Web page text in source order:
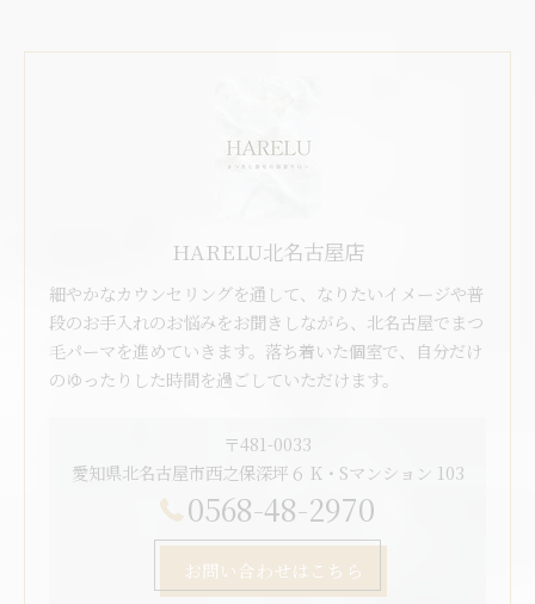
HARELU北名古屋店
細やかなカウンセリングを通して、なりたいイメージや普
段のお手入れのお悩みをお聞きしながら、北名古屋でまつ
毛パーマを進めていきます。落ち着いた個室で、自分だけ
のゆったりした時間を過ごしていただけます。
〒481-0033
愛知県北名古屋市西之保深坪６ K・Sマンション 103
0568-48-2970
お問い合わせはこちら